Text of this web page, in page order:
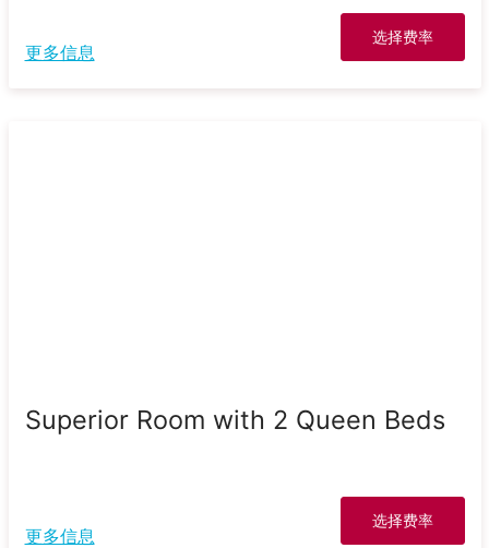
更多信息
选择费率
Superior Room with 2 Queen Beds
更多信息
选择费率